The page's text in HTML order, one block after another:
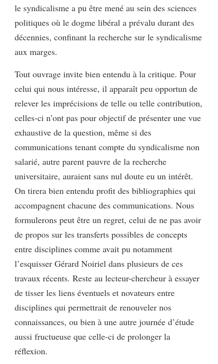
le syndicalisme a pu être mené au sein des sciences
politiques où le dogme libéral a prévalu durant des
décennies, confinant la recherche sur le syndicalisme
aux marges.
Tout ouvrage invite bien entendu à la critique. Pour
celui qui nous intéresse, il apparaît peu opportun de
relever les imprécisions de telle ou telle contribution,
celles-ci n’ont pas pour objectif de présenter une vue
exhaustive de la question, même si des
communications tenant compte du syndicalisme non
salarié, autre parent pauvre de la recherche
universitaire, auraient sans nul doute eu un intérêt.
On tirera bien entendu profit des bibliographies qui
accompagnent chacune des communications. Nous
formulerons peut être un regret, celui de ne pas avoir
de propos sur les transferts possibles de concepts
entre disciplines comme avait pu notamment
l’esquisser Gérard Noiriel dans plusieurs de ces
travaux récents. Reste au lecteur-chercheur à essayer
de tisser les liens éventuels et novateurs entre
disciplines qui permettrait de renouveler nos
connaissances, ou bien à une autre journée d’étude
aussi fructueuse que celle-ci de prolonger la
réflexion.